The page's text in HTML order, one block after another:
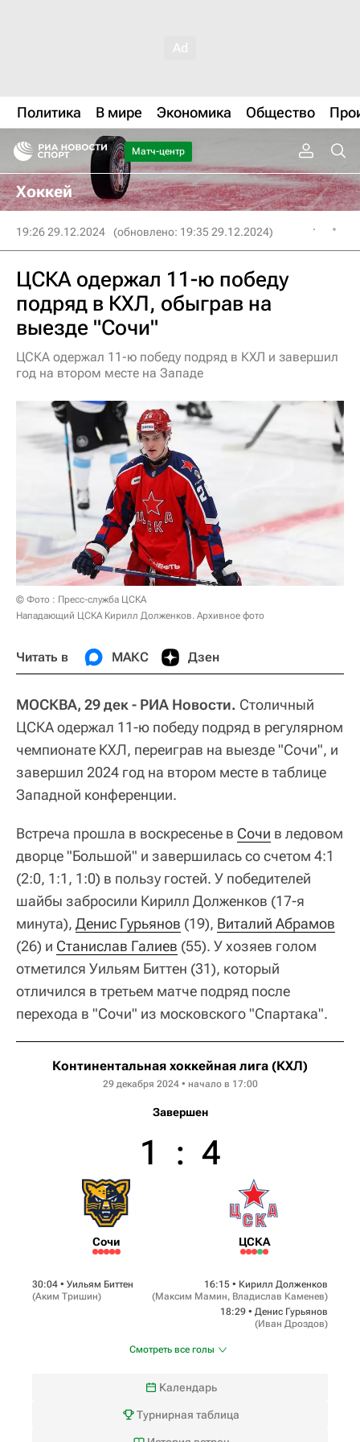
Политика В мире Экономика Общество
Матч-центр
Хоккей
19:26 29.12.2024 (обновлено: 19:35 29.12.2024)
ЦСКА одержал 11-ю победу
подряд в КХЛ, обыграв на
выезде "Сочи"
ЦСКА одержал 11-ю победу подряд в КХЛ и завершил
год на втором месте на Западе
© Фото : Пресс-служба ЦСКА
Нападающий ЦСКА Кирилл Долженков. Архивное фото
Читать в МАКС Дзен
МОСКВА, 29 дек - РИА Новости. Столичный
ЦСКА одержал 11-ю победу подряд в регулярном
чемпионате КХЛ, переиграв на выезде "Сочи", и
завершил 2024 год на втором месте в таблице
Западной конференции.
Встреча прошла в воскресенье в Сочи в ледовом
дворце "Большой" и завершилась со счетом 4:1
(2:0, 1:1, 1:0) в пользу гостей. У победителей
шайбы забросили Кирилл Долженков (17-я
минута), Денис Гурьянов (19), Виталий Абрамов
(26) и Станислав Галиев (55). У хозяев голом
отметился Уильям Биттен (31), который
отличился в третьем матче подряд после
перехода в "Сочи" из московского "Спартака".
Континентальная хоккейная лига (КХЛ)
29 декабря 2024 • начало в 17:00
Завершен
Сочи
1 : 4
ЦСКА
30:04 • Уильям Биттен
(Аким Тришин)
16:15 • Кирилл Долженков
(Максим Мамин, Владислав Каменев)
18:29 • Денис Гурьянов
(Иван Дроздов)
Смотреть все голы
Календарь
Турнирная таблица